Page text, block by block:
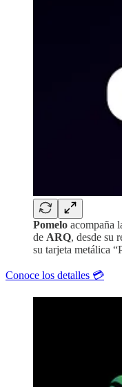
Pomelo acompaña
de ARQ, desde su
su tarjeta metálica
Conoce los detalles 💳